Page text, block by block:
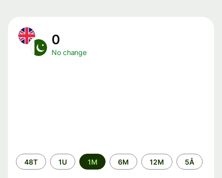
0
No change
Time
period
48T 1U 1M 6M 12M 5Å